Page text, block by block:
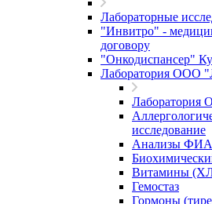
Лабораторные
"Инвитро" -
договору
"Онкодиспансер"
Лаборатория ООО
исследование
Анализы ФИА
Витамины
Гемостаз
Гормоны